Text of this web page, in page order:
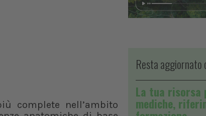
complete nell’ambito
Resta aggiornato
La tua risorsa
mediche,